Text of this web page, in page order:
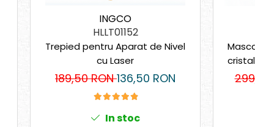
INGCO
HLLT01152
Trepied pentru Aparat de Nivel
cu Laser
189,50 RON136,50 RON
In stoc